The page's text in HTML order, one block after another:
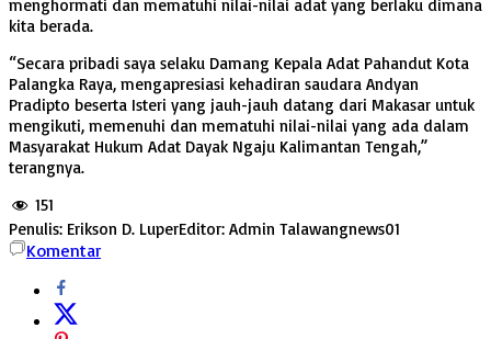
menghormati dan mematuhi nilai-nilai adat yang berlaku dimana
kita berada.
“Secara pribadi saya selaku Damang Kepala Adat Pahandut Kota
Palangka Raya, mengapresiasi kehadiran saudara Andyan
Pradipto beserta Isteri yang jauh-jauh datang dari Makasar untuk
mengikuti, memenuhi dan mematuhi nilai-nilai yang ada dalam
Masyarakat Hukum Adat Dayak Ngaju Kalimantan Tengah,”
terangnya.
151
Penulis: Erikson D. LuperEditor: Admin Talawangnews01
Komentar